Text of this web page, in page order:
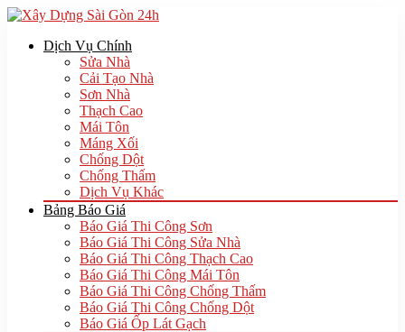
Dịch Vụ Chính
Sửa Nhà
Cải Tạo Nhà
Sơn Nhà
Thạch Cao
Mái Tôn
Máng Xối
Chống Dột
Chống Thấm
Dịch Vụ Khác
Bảng Báo Giá
Báo Giá Thi Công Sơn
Báo Giá Thi Công Sửa Nhà
Báo Giá Thi Công Thạch Cao
Báo Giá Thi Công Mái Tôn
Báo Giá Thi Công Chống Thấm
Báo Giá Thi Công Chống Dột
Báo Giá Ốp Lát Gạch